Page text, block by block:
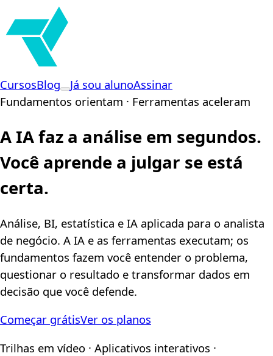
CursosBlog Já sou alunoAssinar
Fundamentos orientam · Ferramentas aceleram
A IA faz a análise em segundos.
Você aprende a julgar se está
certa.
Análise, BI, estatística e IA aplicada para o analista
de negócio. A IA e as ferramentas executam; os
fundamentos fazem você entender o problema,
questionar o resultado e transformar dados em
decisão que você defende.
Começar grátisVer os planos
Trilhas em vídeo · Aplicativos interativos ·